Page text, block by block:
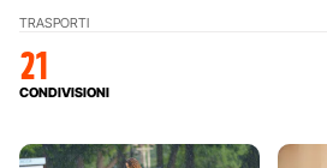
TRASPORTI
21
CONDIVISIONI